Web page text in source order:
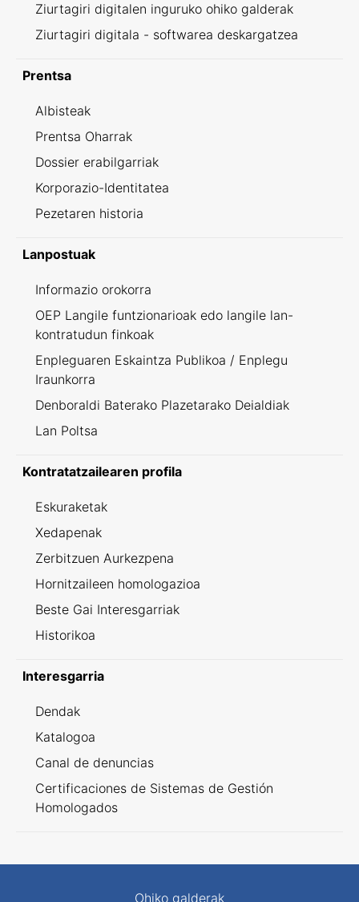
Ziurtagiri digitalen inguruko ohiko galderak
Ziurtagiri digitala - softwarea deskargatzea
Prentsa
Albisteak
Prentsa Oharrak
Dossier erabilgarriak
Korporazio-Identitatea
Pezetaren historia
Lanpostuak
Informazio orokorra
OEP Langile funtzionarioak edo langile lan-
kontratudun finkoak
Enpleguaren Eskaintza Publikoa / Enplegu
Iraunkorra
Denboraldi Baterako Plazetarako Deialdiak
Lan Poltsa
Kontratatzailearen profila
Eskuraketak
Xedapenak
Zerbitzuen Aurkezpena
Hornitzaileen homologazioa
Beste Gai Interesgarriak
Historikoa
Interesgarria
Dendak
Katalogoa
Canal de denuncias
Certificaciones de Sistemas de Gestión
Homologados
Ohiko galderak